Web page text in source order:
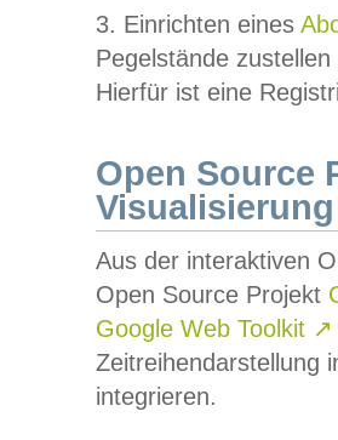
3. Einrichten eines
Pegelstände
Hierfür ist eine
Open Source
Visualisierung
Aus der interaktiven
Open Source Projekt
Google Web Toolkit ↗
Zeitreihendarstellung
integrieren.